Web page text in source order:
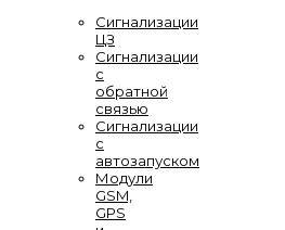
Сигнализации
ЦЗ
Сигнализации
с
обратной
связью
Сигнализации
с
автозапуском
Модули
GSM,
GPS